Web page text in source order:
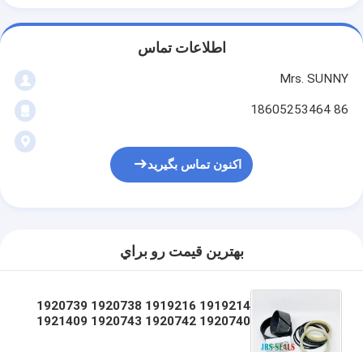
اطلاعات تماس
Mrs. SUNNY
86 18605253464
اکنون تماس بگیرید
بهترين قيمت رو براي
1919214 1919216 1920738 1920739
1920740 1920742 1920743 1921409